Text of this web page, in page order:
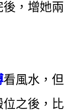
，增她兩
看風水，但
之後，比